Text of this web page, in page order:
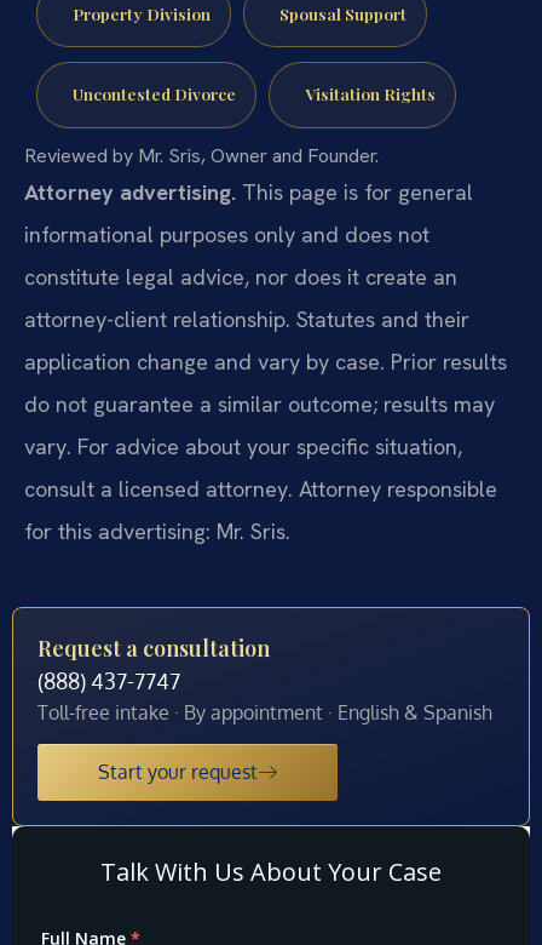
Property Division Spousal Support
Uncontested Divorce Visitation Rights
Reviewed by Mr. Sris, Owner and Founder.
Attorney advertising. This page is for general
informational purposes only and does not
constitute legal advice, nor does it create an
attorney-client relationship. Statutes and their
application change and vary by case. Prior results
do not guarantee a similar outcome; results may
vary. For advice about your specific situation,
consult a licensed attorney. Attorney responsible
for this advertising: Mr. Sris.
Request a consultation
(888) 437-7747
Toll-free intake · By appointment · English & Spanish
Start your request